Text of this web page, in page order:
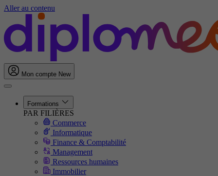
Aller au contenu
Mon compte New
Formations
PAR FILIÈRES
Commerce
Informatique
Finance & Comptabilité
Management
Ressources humaines
Immobilier